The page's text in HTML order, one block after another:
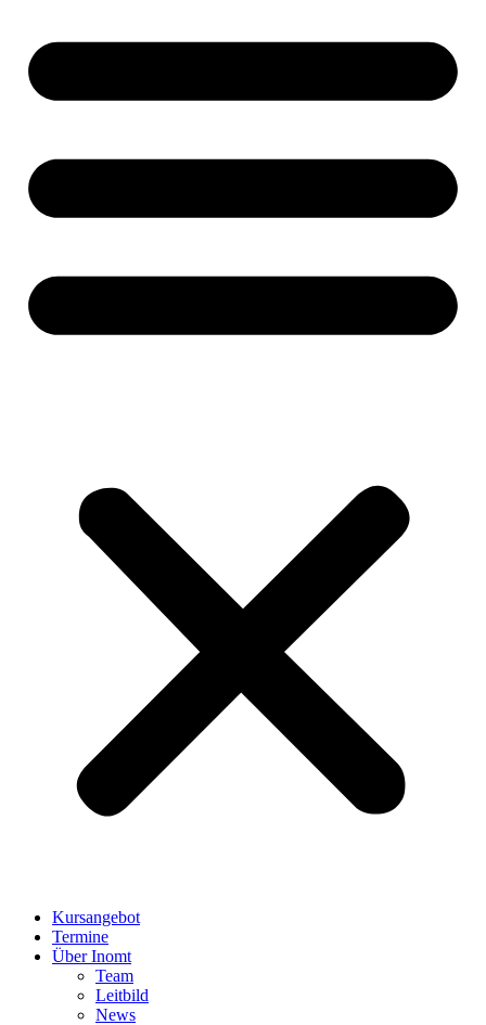
Kursangebot
Termine
Über Inomt
Team
Leitbild
News